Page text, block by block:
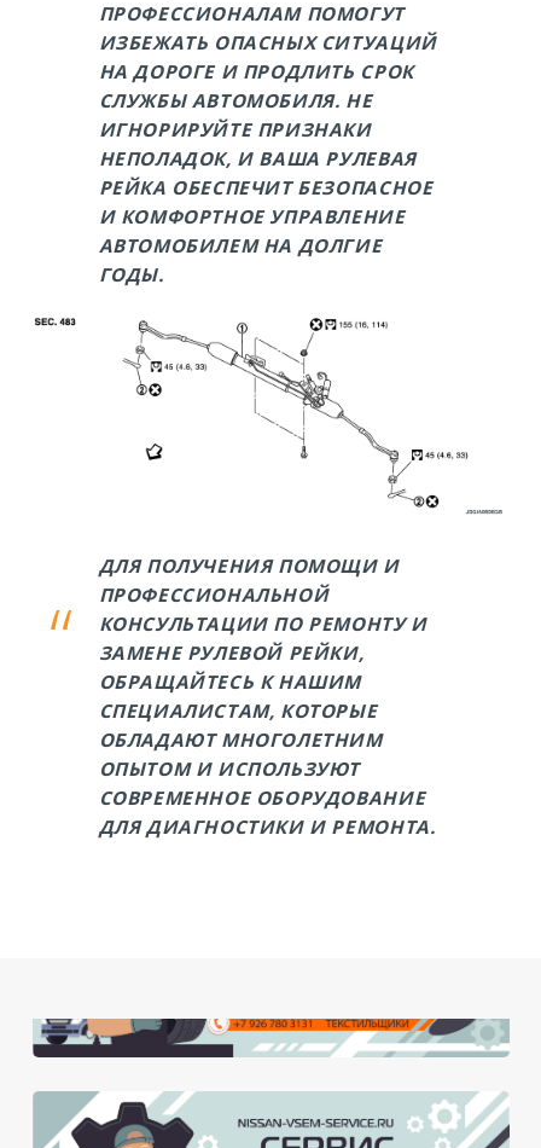
ПРОФЕССИОНАЛАМ ПОМОГУТ
ИЗБЕЖАТЬ ОПАСНЫХ СИТУАЦИЙ
НА ДОРОГЕ И ПРОДЛИТЬ СРОК
СЛУЖБЫ АВТОМОБИЛЯ. НЕ
ИГНОРИРУЙТЕ ПРИЗНАКИ
НЕПОЛАДОК, И ВАША РУЛЕВАЯ
РЕЙКА ОБЕСПЕЧИТ БЕЗОПАСНОЕ
И КОМФОРТНОЕ УПРАВЛЕНИЕ
АВТОМОБИЛЕМ НА ДОЛГИЕ
ГОДЫ.
ДЛЯ ПОЛУЧЕНИЯ ПОМОЩИ И
ПРОФЕССИОНАЛЬНОЙ
КОНСУЛЬТАЦИИ ПО РЕМОНТУ И
ЗАМЕНЕ РУЛЕВОЙ РЕЙКИ,
ОБРАЩАЙТЕСЬ К НАШИМ
СПЕЦИАЛИСТАМ, КОТОРЫЕ
ОБЛАДАЮТ МНОГОЛЕТНИМ
ОПЫТОМ И ИСПОЛЬЗУЮТ
СОВРЕМЕННОЕ ОБОРУДОВАНИЕ
ДЛЯ ДИАГНОСТИКИ И РЕМОНТА.